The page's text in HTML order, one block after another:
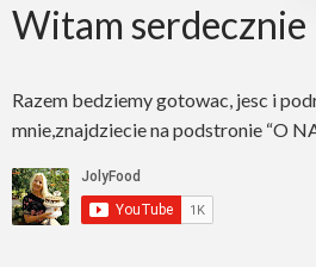
Witam serdecznie
Razem bedziemy gotowac, jesc i
mnie,znajdziecie na podstronie “O